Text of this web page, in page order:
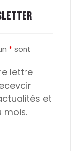
*sont
lettre
et
mois.